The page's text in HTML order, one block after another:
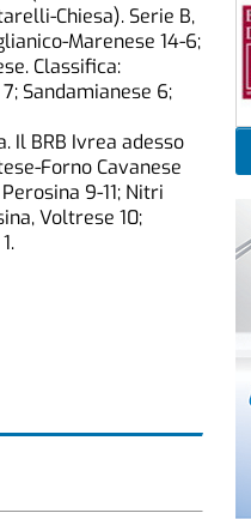
Chiesa). Serie B,
Marenese 14-6;
Classifica:
Sandamianese 6;
Il BRB Ivrea adesso
Forno Cavanese
9-11; Nitri
Voltrese 10;